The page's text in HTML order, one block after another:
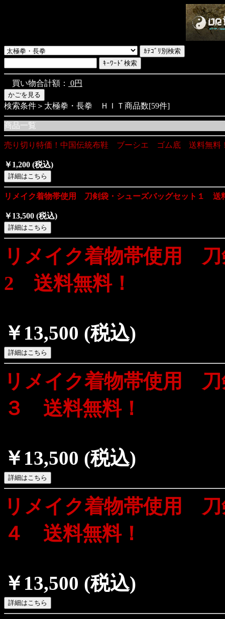
買い物合計額： 0円
検索条件＞太極拳・長拳 ＨＩＴ商品数[59件]
商品一覧
売り切り特価！中国伝統布鞋 ブーシエ ゴム底 送料無料
￥1,200 (税込)
リメイク着物帯使用 刀剣袋・シューズバッグセット１ 送
￥13,500 (税込)
リメイク着物帯使用
2 送料無料！
￥13,500 (税込)
リメイク着物帯使用
３ 送料無料！
￥13,500 (税込)
リメイク着物帯使用
４ 送料無料！
￥13,500 (税込)